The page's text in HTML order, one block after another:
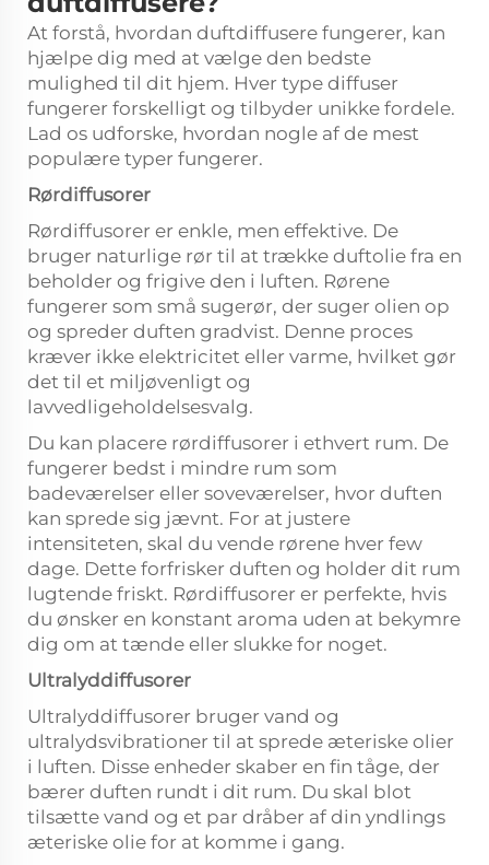
At forstå, hvordan duftdiffusere fungerer, kan
hjælpe dig med at vælge den bedste
mulighed til dit hjem. Hver type diffuser
fungerer forskelligt og tilbyder unikke fordele.
Lad os udforske, hvordan nogle af de mest
populære typer fungerer.
Rørdiffusorer
Rørdiffusorer er enkle, men effektive. De
bruger naturlige rør til at trække duftolie fra en
beholder og frigive den i luften. Rørene
fungerer som små sugerør, der suger olien op
og spreder duften gradvist. Denne proces
kræver ikke elektricitet eller varme, hvilket gør
det til et miljøvenligt og
lavvedligeholdelsesvalg.
Du kan placere rørdiffusorer i ethvert rum. De
fungerer bedst i mindre rum som
badeværelser eller soveværelser, hvor duften
kan sprede sig jævnt. For at justere
intensiteten, skal du vende rørene hver few
dage. Dette forfrisker duften og holder dit rum
lugtende friskt. Rørdiffusorer er perfekte, hvis
du ønsker en konstant aroma uden at bekymre
dig om at tænde eller slukke for noget.
Ultralyddiffusorer
Ultralyddiffusorer bruger vand og
ultralydsvibrationer til at sprede æteriske olier
i luften. Disse enheder skaber en fin tåge, der
bærer duften rundt i dit rum. Du skal blot
tilsætte vand og et par dråber af din yndlings
æteriske olie for at komme i gang.